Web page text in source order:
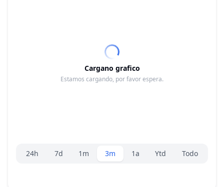
Cargano grafico
Estamos cargando, por favor espera.
Selector de rango
24h 7d 1m 3m 1a Ytd Todo